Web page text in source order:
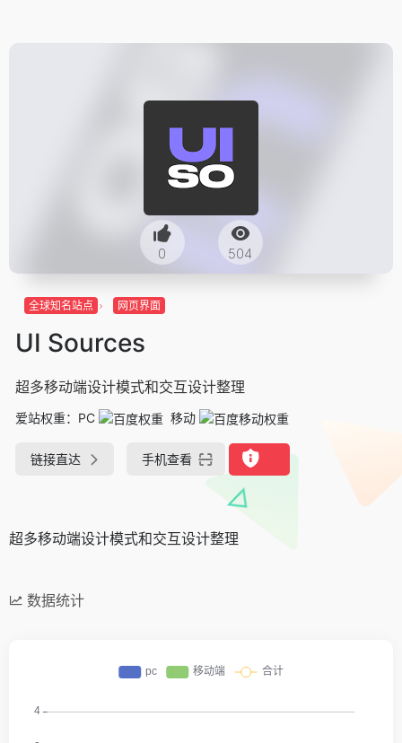
0 504
全球知名站点 网页界面
UI Sources
超多移动端设计模式和交互设计整理
爱站权重： PC 移动
链接直达 手机查看
超多移动端设计模式和交互设计整理
数据统计